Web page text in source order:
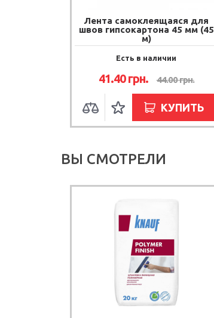
Лента самоклеящаяся для
швов гипсокартона 45 мм (45
м)
Есть в наличии
41.40грн. 44.00грн.
КУПИТЬ
ВЫ СМОТРЕЛИ